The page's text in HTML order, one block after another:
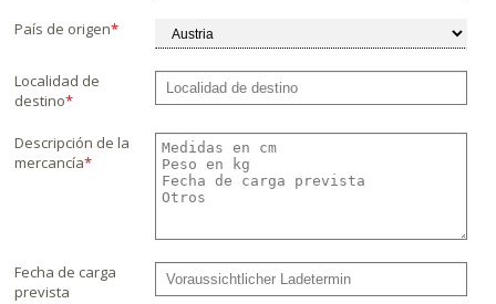
País de origen*
Localidad de
destino*
Descripción de la
mercancía*
Fecha de carga
prevista